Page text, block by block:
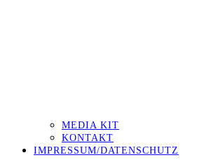
MEDIA KIT
KONTAKT
IMPRESSUM/DATENSCHUTZ